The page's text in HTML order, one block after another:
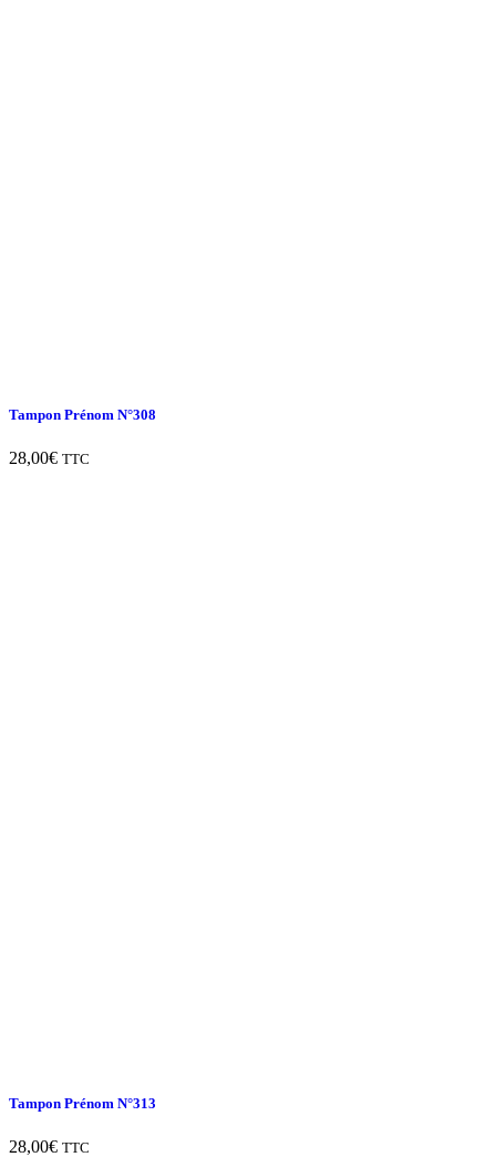
Tampon Prénom N°308
28,00€ TTC
Tampon Prénom N°313
28,00€ TTC